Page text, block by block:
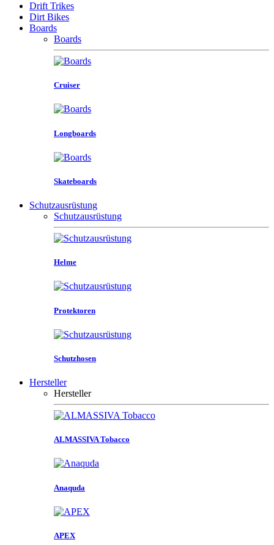
Drift Trikes
Dirt Bikes
Boards
Boards
Cruiser
Longboards
Skateboards
Schutzausrüstung
Schutzausrüstung
Helme
Protektoren
Schutzhosen
Hersteller
Hersteller
ALMASSIVA Tobacco
Anaquda
APEX